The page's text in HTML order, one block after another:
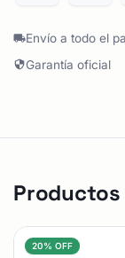
Envío a todo el
Garantía oficial
20% OFF